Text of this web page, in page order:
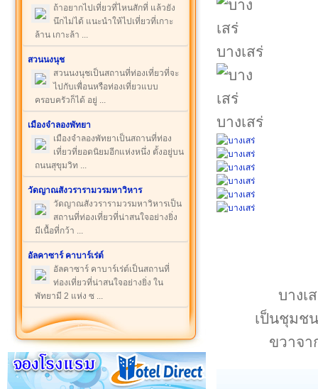
ถ้าอยากไปเที่ยวที่ไหนสักที่ แล้วยัง
นึกไม่ได้ แนะนำให้ไปเที่ยวที่เกาะ
ล้าน เกาะล้า ...
สวนนงนุช
สวนนงนุชเป็นสถานที่ท่องเที่ยวที่จะ
ไปกับเพื่อนหรือท่องเที่ยวแบบ
ครอบครัวก็ได้ อยู่ ...
เมืองจำลองพัทยา
เมืองจำลองพัทยาเป็นสถานที่ท่อง
เที่ยวที่ยอดนิยมอีกแห่งหนึ่ง ตั้งอยู่บน
ถนนสุขุมวิท ...
วัดญาณสังวรารามวรมหาวิหาร
วัดญาณสังวรารามวรมหาวิหารเป็น
สถานที่ท่องเที่ยวที่น่าสนใจอย่างยิ่ง
มีเนื้อที่กว้า ...
อัลคาซาร์ คาบาร์เร่ต์
อัลคาซาร์ คาบาร์เร่ต์เป็นสถานที่
ท่องเที่ยวที่น่าสนใจอย่างยิ่ง ใน
พัทยามี 2 แห่ง ซ ...
บางเสร่
บางเสร่
บางเ
เป็นชุมช
ขวาจา